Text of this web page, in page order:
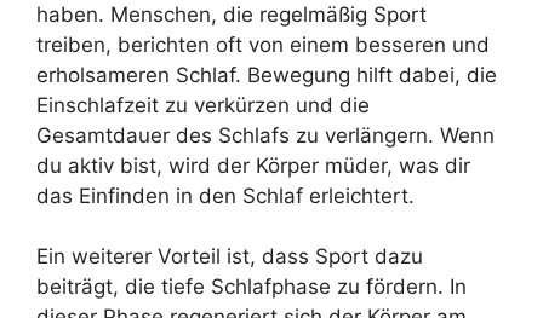
haben. Menschen, die regelmäßig Sport
treiben, berichten oft von einem besseren und
erholsameren Schlaf. Bewegung hilft dabei, die
Einschlafzeit zu verkürzen und die
Gesamtdauer des Schlafs zu verlängern. Wenn
du aktiv bist, wird der Körper müder, was dir
das Einfinden in den Schlaf erleichtert.
Ein weiterer Vorteil ist, dass Sport dazu
beiträgt, die tiefe Schlafphase zu fördern. In